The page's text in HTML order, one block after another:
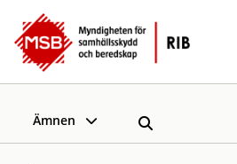
Ämnen